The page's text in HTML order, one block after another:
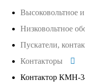
Высоковольтное
Низковольтное
Пускатели,
Контакторы
Контактор КМН-